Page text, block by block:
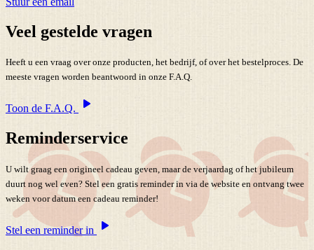
Veel gestelde vragen
Heeft u een vraag over onze producten, het bedrijf, of over het bestelproces. De
meeste vragen worden beantwoord in onze F.A.Q.
Toon de F.A.Q.
Reminderservice
U wilt graag een origineel cadeau geven, maar de verjaardag of het jubileum
duurt nog wel even? Stel een gratis reminder in via de website en ontvang twee
weken voor datum een cadeau reminder!
Stel een reminder in